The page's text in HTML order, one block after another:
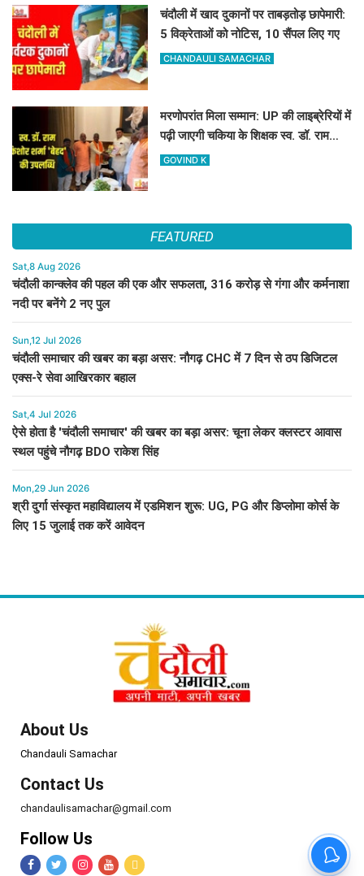
चंदौली में खाद दुकानों पर ताबड़तोड़ छापेमारी:
5 विक्रेताओं को नोटिस, 10 सैंपल लिए गए
CHANDAULI SAMACHAR
मरणोपरांत मिला सम्मान: UP की लाइब्रेरियों में
पढ़ी जाएगी चकिया के शिक्षक स्व. डॉ. राम
किशोर शर्मा 'बेहद' की पुस्तकें
GOVIND K
FEATURED
Sat,8 Aug 2026
चंदौली कान्क्लेव की पहल की एक और सफलता, 316 करोड़ से गंगा और कर्मनाशा
नदी पर बनेंगे 2 नए पुल
Sun,12 Jul 2026
चंदौली समाचार की खबर का बड़ा असर: नौगढ़ CHC में 7 दिन से ठप डिजिटल
एक्स-रे सेवा आखिरकार बहाल
Sat,4 Jul 2026
ऐसे होता है 'चंदौली समाचार' की खबर का बड़ा असर: चूना लेकर क्लस्टर आवास
स्थल पहुंचे नौगढ़ BDO राकेश सिंह
Mon,29 Jun 2026
श्री दुर्गा संस्कृत महाविद्यालय में एडमिशन शुरू: UG, PG और डिप्लोमा कोर्स के
लिए 15 जुलाई तक करें आवेदन
About Us
Chandauli Samachar
Contact Us
chandaulisamachar@gmail.com
Follow Us